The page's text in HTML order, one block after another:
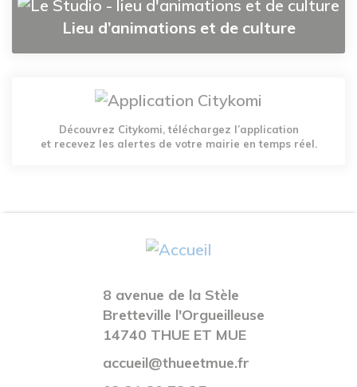
Lieu d’animations et de culture
Découvrez Citykomi, téléchargez l’application
et recevez les alertes de votre mairie en temps réel.
8 avenue de la Stèle
Bretteville l'Orgueilleuse
14740 THUE ET MUE
accueil@thueetmue.fr